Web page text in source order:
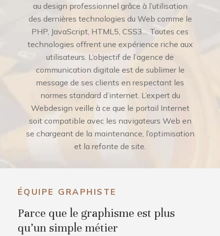
au design professionnel grâce à l’utilisation
des dernières technologies du Web comme le
PHP, JavaScript, HTML5, CSS3… Toutes ces
technologies offrent une expérience riche aux
utilisateurs. L’objectif de l’agence de
communication digitale est de sublimer le
message de ses clients en respectant les
normes standard d’internet. L’expert du
Webdesign veille à ce que le portail Internet
soit compatible avec les navigateurs Web en
se chargeant de la maintenance, l’optimisation
et la refonte de site.
ÉQUIPE GRAPHISTE
Parce que le graphisme est plus
qu’un simple métier